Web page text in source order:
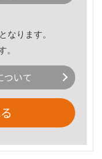
なります。
。
ついて